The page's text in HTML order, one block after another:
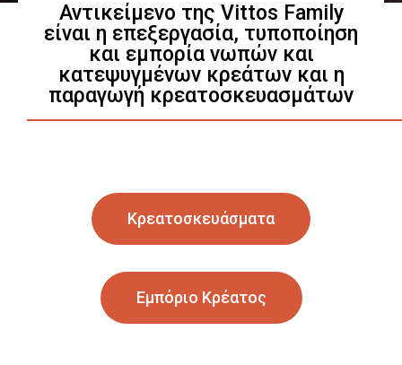
Αντικείμενο της Vittos Family
είναι η επεξεργασία, τυποποίηση
και εμπορία νωπών και
κατεψυγμένων κρεάτων και η
παραγωγή κρεατοσκευασμάτων
Κρεατοσκευάσματα
Εμπόριο Κρέατος